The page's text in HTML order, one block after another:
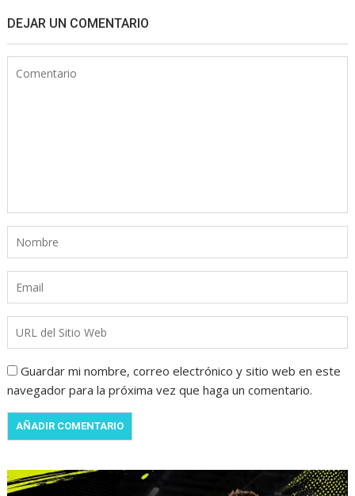
DEJAR UN COMENTARIO
Guardar mi nombre, correo electrónico y sitio web en este
navegador para la próxima vez que haga un comentario.